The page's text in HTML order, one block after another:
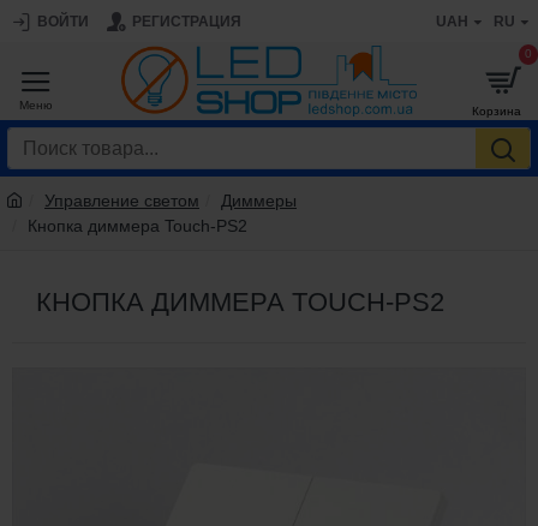
ВОЙТИ РЕГИСТРАЦИЯ UAH RU
0
Управление светом
Диммеры
Кнопка диммера Touch-PS2
КНОПКА ДИММЕРА TOUCH-PS2